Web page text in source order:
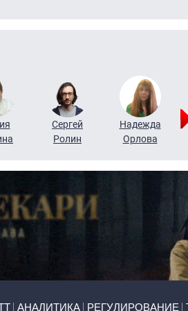
Сергей
Ролин
Надежда
Орлова
АНАЛИТИКА РЕГУЛИРОВАНИЕ